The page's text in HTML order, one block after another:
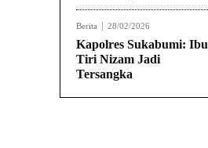
Berita 28/02/2026
Kapolres Sukabumi: Ibu
Tiri Nizam Jadi
Tersangka